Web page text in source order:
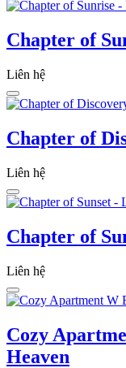
Chapter of
Liên hệ
Chapter of
Liên hệ
Chapter of
Liên hệ
Cozy
Heaven